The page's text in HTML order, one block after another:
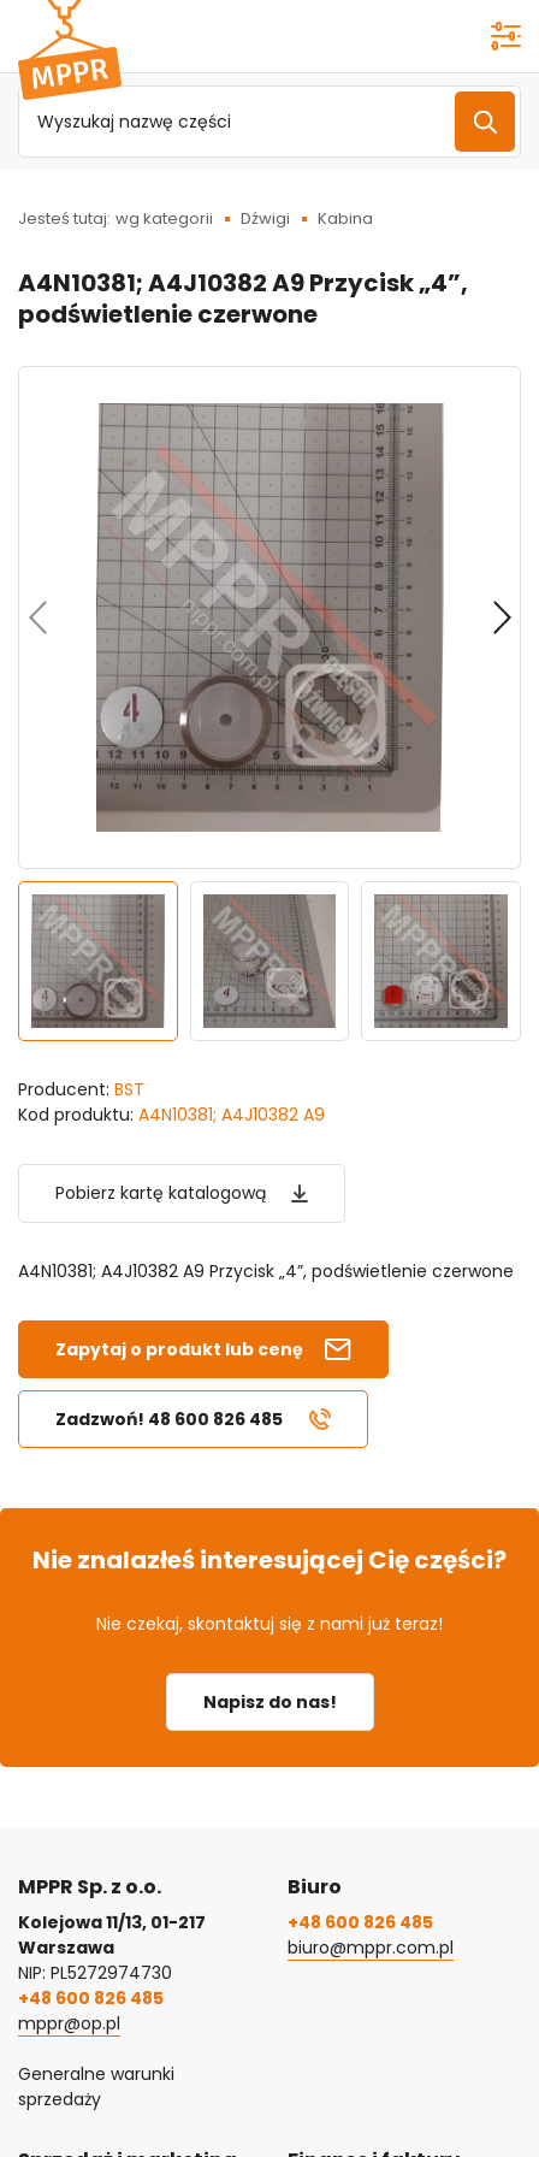
Przejdź do
menu
głównego
Jesteś tutaj: wg kategorii Dźwigi Kabina
A4N10381; A4J10382 A9 Przycisk „4”,
podświetlenie czerwone
Producent: BST
Kod produktu: A4N10381; A4J10382 A9
Pobierz kartę katalogową
A4N10381; A4J10382 A9 Przycisk „4”, podświetlenie czerwone
Zapytaj o produkt lub cenę
Zadzwoń! 48 600 826 485
Nie znalazłeś interesującej Cię części?
Nie czekaj, skontaktuj się z nami już teraz!
Napisz do nas!
MPPR Sp. z o.o.
Kolejowa 11/13, 01-217
Warszawa
NIP: PL5272974730
+48 600 826 485
mppr@op.pl
Generalne warunki
sprzedaży
Biuro
+48 600 826 485
biuro@mppr.com.pl